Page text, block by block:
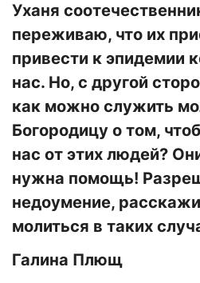
Уханя
переживаю, что их
привести к эпидемии
нас. Но, с другой
как можно служить
Богородицу о том,
нас от этих людей?
нужна помощь!
недоумение,
молиться в таких
Галина Плющ